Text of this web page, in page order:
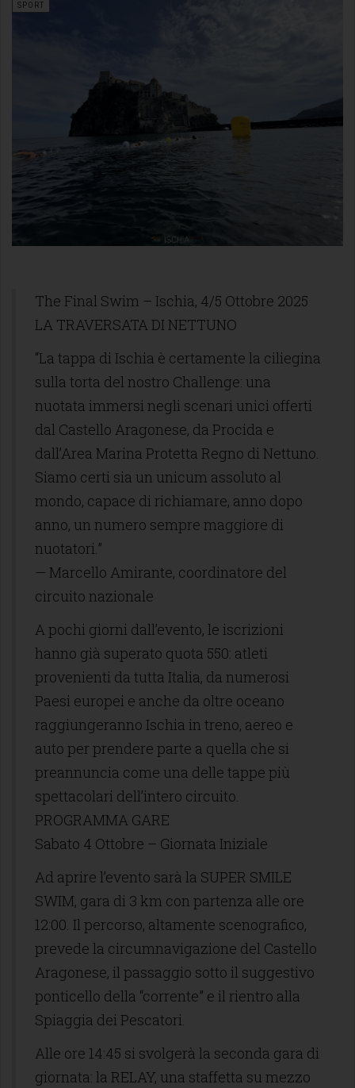
SPORT
The Final Swim – Ischia, 4/5 Ottobre 2025
LA TRAVERSATA DI NETTUNO
“La tappa di Ischia è certamente la ciliegina
sulla torta del nostro Challenge: una
nuotata immersi negli scenari unici offerti
dal Castello Aragonese, da Procida e
dall’Area Marina Protetta Regno di Nettuno.
Siamo certi sia un unicum assoluto al
mondo, capace di richiamare, anno dopo
anno, un numero sempre maggiore di
nuotatori.”
— Marcello Amirante, coordinatore del
circuito nazionale
A pochi giorni dall’evento, le iscrizioni
hanno già superato quota 550: atleti
provenienti da tutta Italia, da numerosi
Paesi europei e anche da oltre oceano
raggiungeranno Ischia in treno, aereo e
auto per prendere parte a quella che si
preannuncia come una delle tappe più
spettacolari dell’intero circuito.
PROGRAMMA GARE
Sabato 4 Ottobre – Giornata Iniziale
Ad aprire l’evento sarà la SUPER SMILE
SWIM, gara di 3 km con partenza alle ore
12:00. Il percorso, altamente scenografico,
prevede la circumnavigazione del Castello
Aragonese, il passaggio sotto il suggestivo
ponticello della “corrente” e il rientro alla
Spiaggia dei Pescatori.
Alle ore 14:45 si svolgerà la seconda gara di
giornata: la RELAY, una staffetta su mezzo